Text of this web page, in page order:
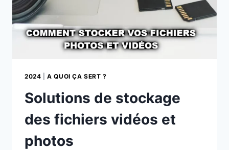
2024 |A QUOI ÇA SERT ?
Solutions de stockage
des fichiers vidéos et
photos